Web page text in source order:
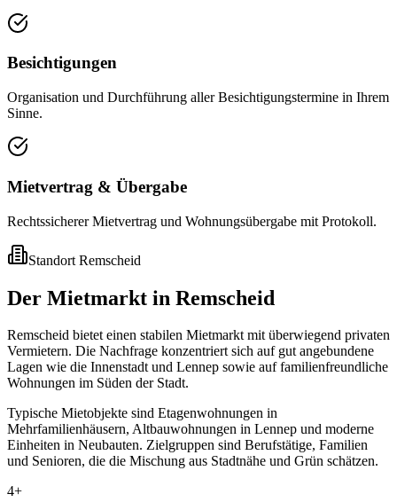
Besichtigungen
Organisation und Durchführung aller Besichtigungstermine in Ihrem
Sinne.
Mietvertrag & Übergabe
Rechtssicherer Mietvertrag und Wohnungsübergabe mit Protokoll.
Standort Remscheid
Der Mietmarkt in Remscheid
Remscheid bietet einen stabilen Mietmarkt mit überwiegend privaten
Vermietern. Die Nachfrage konzentriert sich auf gut angebundene
Lagen wie die Innenstadt und Lennep sowie auf familienfreundliche
Wohnungen im Süden der Stadt.
Typische Mietobjekte sind Etagenwohnungen in
Mehrfamilienhäusern, Altbauwohnungen in Lennep und moderne
Einheiten in Neubauten. Zielgruppen sind Berufstätige, Familien
und Senioren, die die Mischung aus Stadtnähe und Grün schätzen.
4+